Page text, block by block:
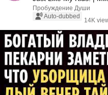
Пробуждение Души
Auto-dubbed
14K